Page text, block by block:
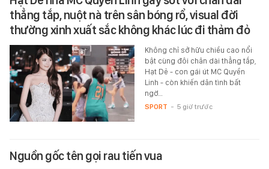
thẳng tắp, nuột nà trên sân bóng rổ, visual đời
thường xinh xuất sắc không khác lúc đi thảm đỏ
Không chỉ sở hữu chiều cao nổi
bật cùng đôi chân dài thẳng tắp,
Hạt Dẻ - con gái út MC Quyền
Linh - còn khiến dân tình bất
ngờ…
SPORT - 5 giờ trước
Nguồn gốc tên gọi rau tiến vua